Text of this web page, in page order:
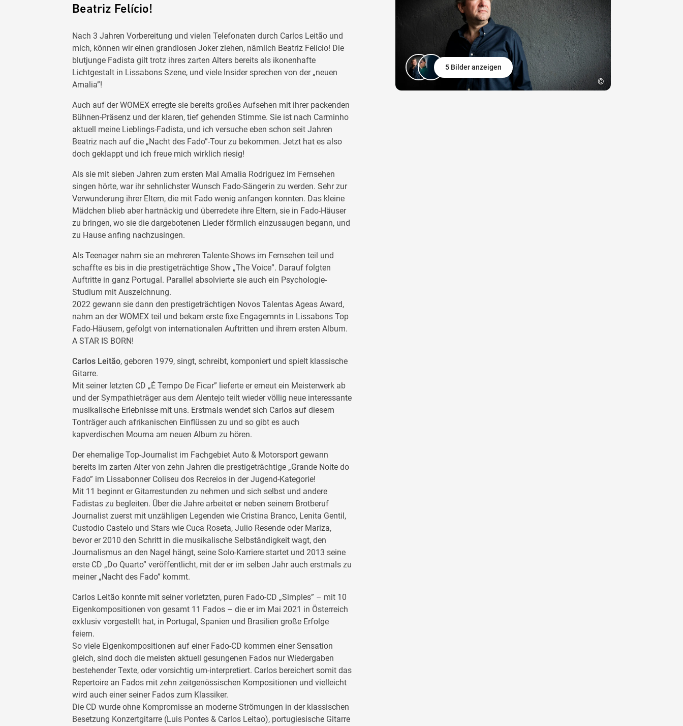
Beatriz Felício!
Nach 3 Jahren Vorbereitung und vielen Telefonaten durch Carlos Leitão und
mich, können wir einen grandiosen Joker ziehen, nämlich Beatriz Felício! Die
blutjunge Fadista gilt trotz ihres zarten Alters bereits als ikonenhafte
Lichtgestalt in Lissabons Szene, und viele Insider sprechen von der „neuen
Amalia”!
Auch auf der WOMEX erregte sie bereits großes Aufsehen mit ihrer packenden
Bühnen-Präsenz und der klaren, tief gehenden Stimme. Sie ist nach Carminho
aktuell meine Lieblings-Fadista, und ich versuche eben schon seit Jahren
Beatriz nach auf die „Nacht des Fado”-Tour zu bekommen. Jetzt hat es also
doch geklappt und ich freue mich wirklich riesig!
Als sie mit sieben Jahren zum ersten Mal Amalia Rodriguez im Fernsehen
singen hörte, war ihr sehnlichster Wunsch Fado-Sängerin zu werden. Sehr zur
Verwunderung ihrer Eltern, die mit Fado wenig anfangen konnten. Das kleine
Mädchen blieb aber hartnäckig und überredete ihre Eltern, sie in Fado-Häuser
zu bringen, wo sie die dargebotenen Lieder förmlich einzusaugen begann, und
zu Hause anfing nachzusingen.
Als Teenager nahm sie an mehreren Talente-Shows im Fernsehen teil und
schaffte es bis in die prestigeträchtige Show „The Voice”. Darauf folgten
Auftritte in ganz Portugal. Parallel absolvierte sie auch ein Psychologie-
Studium mit Auszeichnung.
2022 gewann sie dann den prestigeträchtigen Novos Talentas Ageas Award,
nahm an der WOMEX teil und bekam erste fixe Engagemnts in Lissabons Top
Fado-Häusern, gefolgt von internationalen Auftritten und ihrem ersten Album.
A STAR IS BORN!
Carlos Leitão, geboren 1979, singt, schreibt, komponiert und spielt klassische
Gitarre.
Mit seiner letzten CD „É Tempo De Ficar” lieferte er erneut ein Meisterwerk ab
und der Sympathieträger aus dem Alentejo teilt wieder völlig neue interessante
musikalische Erlebnisse mit uns. Erstmals wendet sich Carlos auf diesem
Tonträger auch afrikanischen Einflüssen zu und so gibt es auch
kapverdischen Mourna am neuen Album zu hören.
Der ehemalige Top-Journalist im Fachgebiet Auto & Motorsport gewann
bereits im zarten Alter von zehn Jahren die prestigeträchtige „Grande Noite do
Fado” im Lissabonner Coliseu dos Recreios in der Jugend-Kategorie!
Mit 11 beginnt er Gitarrestunden zu nehmen und sich selbst und andere
Fadistas zu begleiten. Über die Jahre arbeitet er neben seinem Brotberuf
Journalist zuerst mit unzähligen Legenden wie Cristina Branco, Lenita Gentil,
Custodio Castelo und Stars wie Cuca Roseta, Julio Resende oder Mariza,
bevor er 2010 den Schritt in die musikalische Selbständigkeit wagt, den
Journalismus an den Nagel hängt, seine Solo-Karriere startet und 2013 seine
erste CD „Do Quarto” veröffentlicht, mit der er im selben Jahr auch erstmals zu
meiner „Nacht des Fado” kommt.
Carlos Leitão konnte mit seiner vorletzten, puren Fado-CD „Simples” – mit 10
Eigenkompositionen von gesamt 11 Fados – die er im Mai 2021 in Österreich
exklusiv vorgestellt hat, in Portugal, Spanien und Brasilien große Erfolge
feiern.
So viele Eigenkompositionen auf einer Fado-CD kommen einer Sensation
gleich, sind doch die meisten aktuell gesungenen Fados nur Wiedergaben
bestehender Texte, oder vorsichtig um-interpretiert. Carlos bereichert somit das
Repertoire an Fados mit zehn zeitgenössischen Kompositionen und vielleicht
wird auch einer seiner Fados zum Klassiker.
Die CD wurde ohne Kompromisse an moderne Strömungen in der klassischen
Besetzung Konzertgitarre (Luis Pontes & Carlos Leitao), portugiesische Gitarre
©
5 Bilder anzeigen